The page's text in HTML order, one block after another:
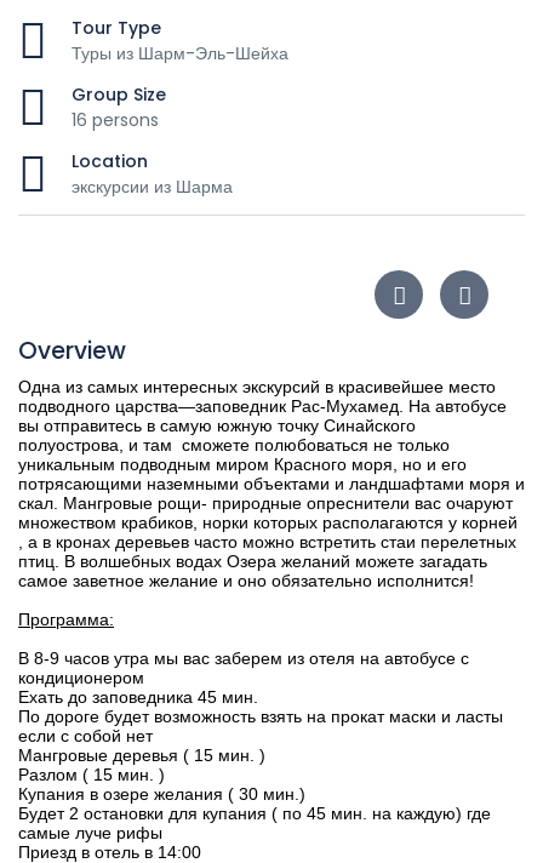
Tour Type
Туры из Шарм-Эль-Шейха
Group Size
16 persons
Location
экскурсии из Шарма
Overview
Одна из самых интересных экскурсий в красивейшее место
подводного царства—заповедник Рас-Мухамед. На автобусе
вы отправитесь в самую южную точку Синайского
полуострова, и там сможете полюбоваться не только
уникальным подводным миром Красного моря, но и его
потрясающими наземными объектами и ландшафтами моря и
скал. Мангровые рощи- природные опреснители вас очаруют
множеством крабиков, норки которых располагаются у корней
, а в кронах деревьев часто можно встретить стаи перелетных
птиц. В волшебных водах Озера желаний можете загадать
самое заветное желание и оно обязательно исполнится!
Программа:
В 8-9 часов утра мы вас заберем из отеля на автобусе с
кондиционером
Ехать до заповедника 45 мин.
По дороге будет возможность взять на прокат маски и ласты
если с собой нет
Мангровые деревья ( 15 мин. )
Разлом ( 15 мин. )
Купания в озере желания ( 30 мин.)
Будет 2 остановки для купания ( по 45 мин. на каждую) где
самые луче рифы
Приезд в отель в 14:00